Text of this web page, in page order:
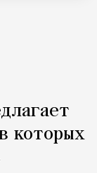
которых